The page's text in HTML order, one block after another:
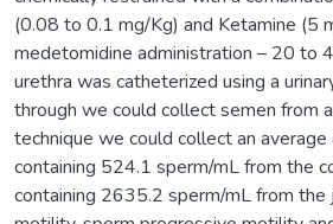
(0.08 to 0.1 mg/Kg) and Ketamine (5
medetomidine administration – 20 to
urethra was catheterized using a
through we could collect semen from
technique we could collect an
containing 524.1 sperm/mL from the
containing 2635.2 sperm/mL from the